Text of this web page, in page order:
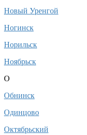
Новый Уренгой
Ногинск
Норильск
Ноябрьск
О
Обнинск
Одинцово
Октябрьский